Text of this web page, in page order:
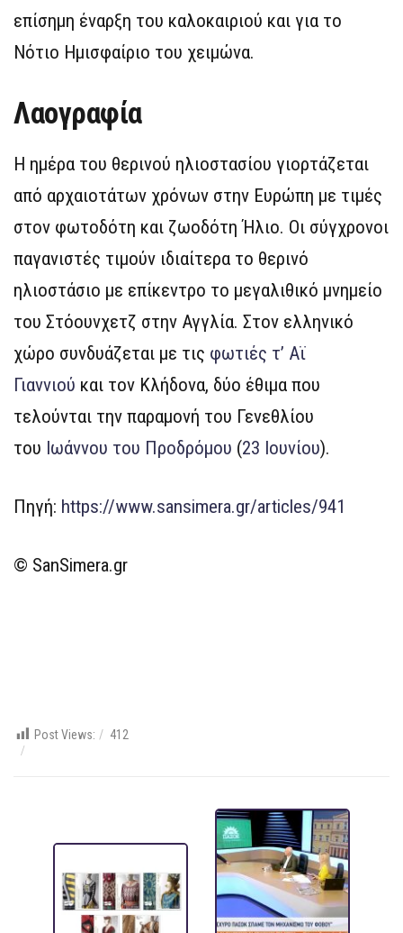
επίσημη έναρξη του καλοκαιριού και για το
Νότιο Ημισφαίριο του χειμώνα.
Λαογραφία
Η ημέρα του θερινού ηλιοστασίου γιορτάζεται
από αρχαιοτάτων χρόνων στην Ευρώπη με τιμές
στον φωτοδότη και ζωοδότη Ήλιο. Οι σύγχρονοι
παγανιστές τιμούν ιδιαίτερα το θερινό
ηλιοστάσιο με επίκεντρο το μεγαλιθικό μνημείο
του Στόουνχετζ στην Αγγλία. Στον ελληνικό
χώρο συνδυάζεται με τις φωτιές τ’ Αϊ
Γιαννιού και τον Κλήδονα, δύο έθιμα που
τελούνται την παραμονή του Γενεθλίου
του Ιωάννου του Προδρόμου (23 Ιουνίου).
Πηγή: https://www.sansimera.gr/articles/941
© SanSimera.gr
Post Views: 412